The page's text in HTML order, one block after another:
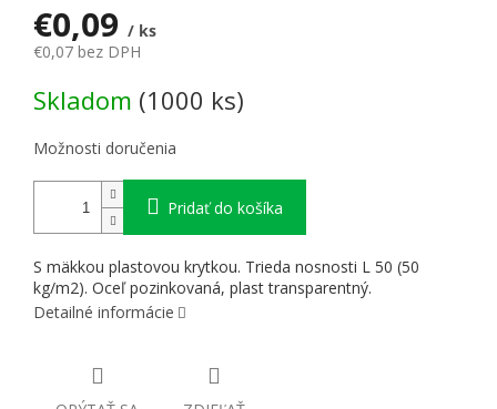
€0,09 / ks
€0,07 bez DPH
Skladom (1000 ks)
Možnosti doručenia
Pridať do košíka
S mäkkou plastovou krytkou. Trieda nosnosti L 50 (50
kg/m2). Oceľ pozinkovaná, plast transparentný.
Detailné informácie